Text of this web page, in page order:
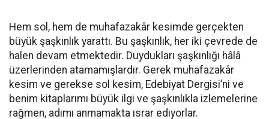
Hem sol, hem de muhafazakâr kesimde gerçekten
büyük şaşkınlık yarattı. Bu şaşkınlık, her iki çevrede de
halen devam etmektedir. Duydukları şaşkınlığı hâlâ
üzerlerinden atamamışlardır. Gerek muhafazakâr
kesim ve gerekse sol kesim, Edebiyat Dergisi’ni ve
benim kitaplarımı büyük ilgi ve şaşkınlıkla izlemelerine
rağmen, adımı anmamakta ısrar ediyorlar.